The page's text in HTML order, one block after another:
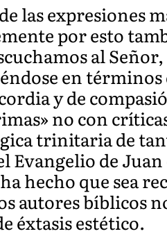
las expresiones
por esto
al
en
y de
no con
trinitaria de
de
hecho que sea
autores bíblicos
éxtasis estético.